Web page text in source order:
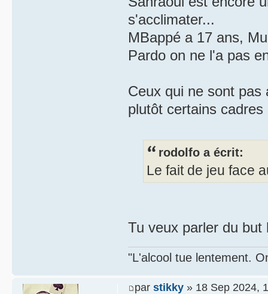
s'acclimater...
MBappé a 17 ans,
Pardo on ne l'a pas
Ceux qui ne sont
plutôt certains
rodolfo a écrit:
Le fait de jeu face
Tu veux parler du
"L'alcool tue lentement.
par stikky » 18 Sep 2024,